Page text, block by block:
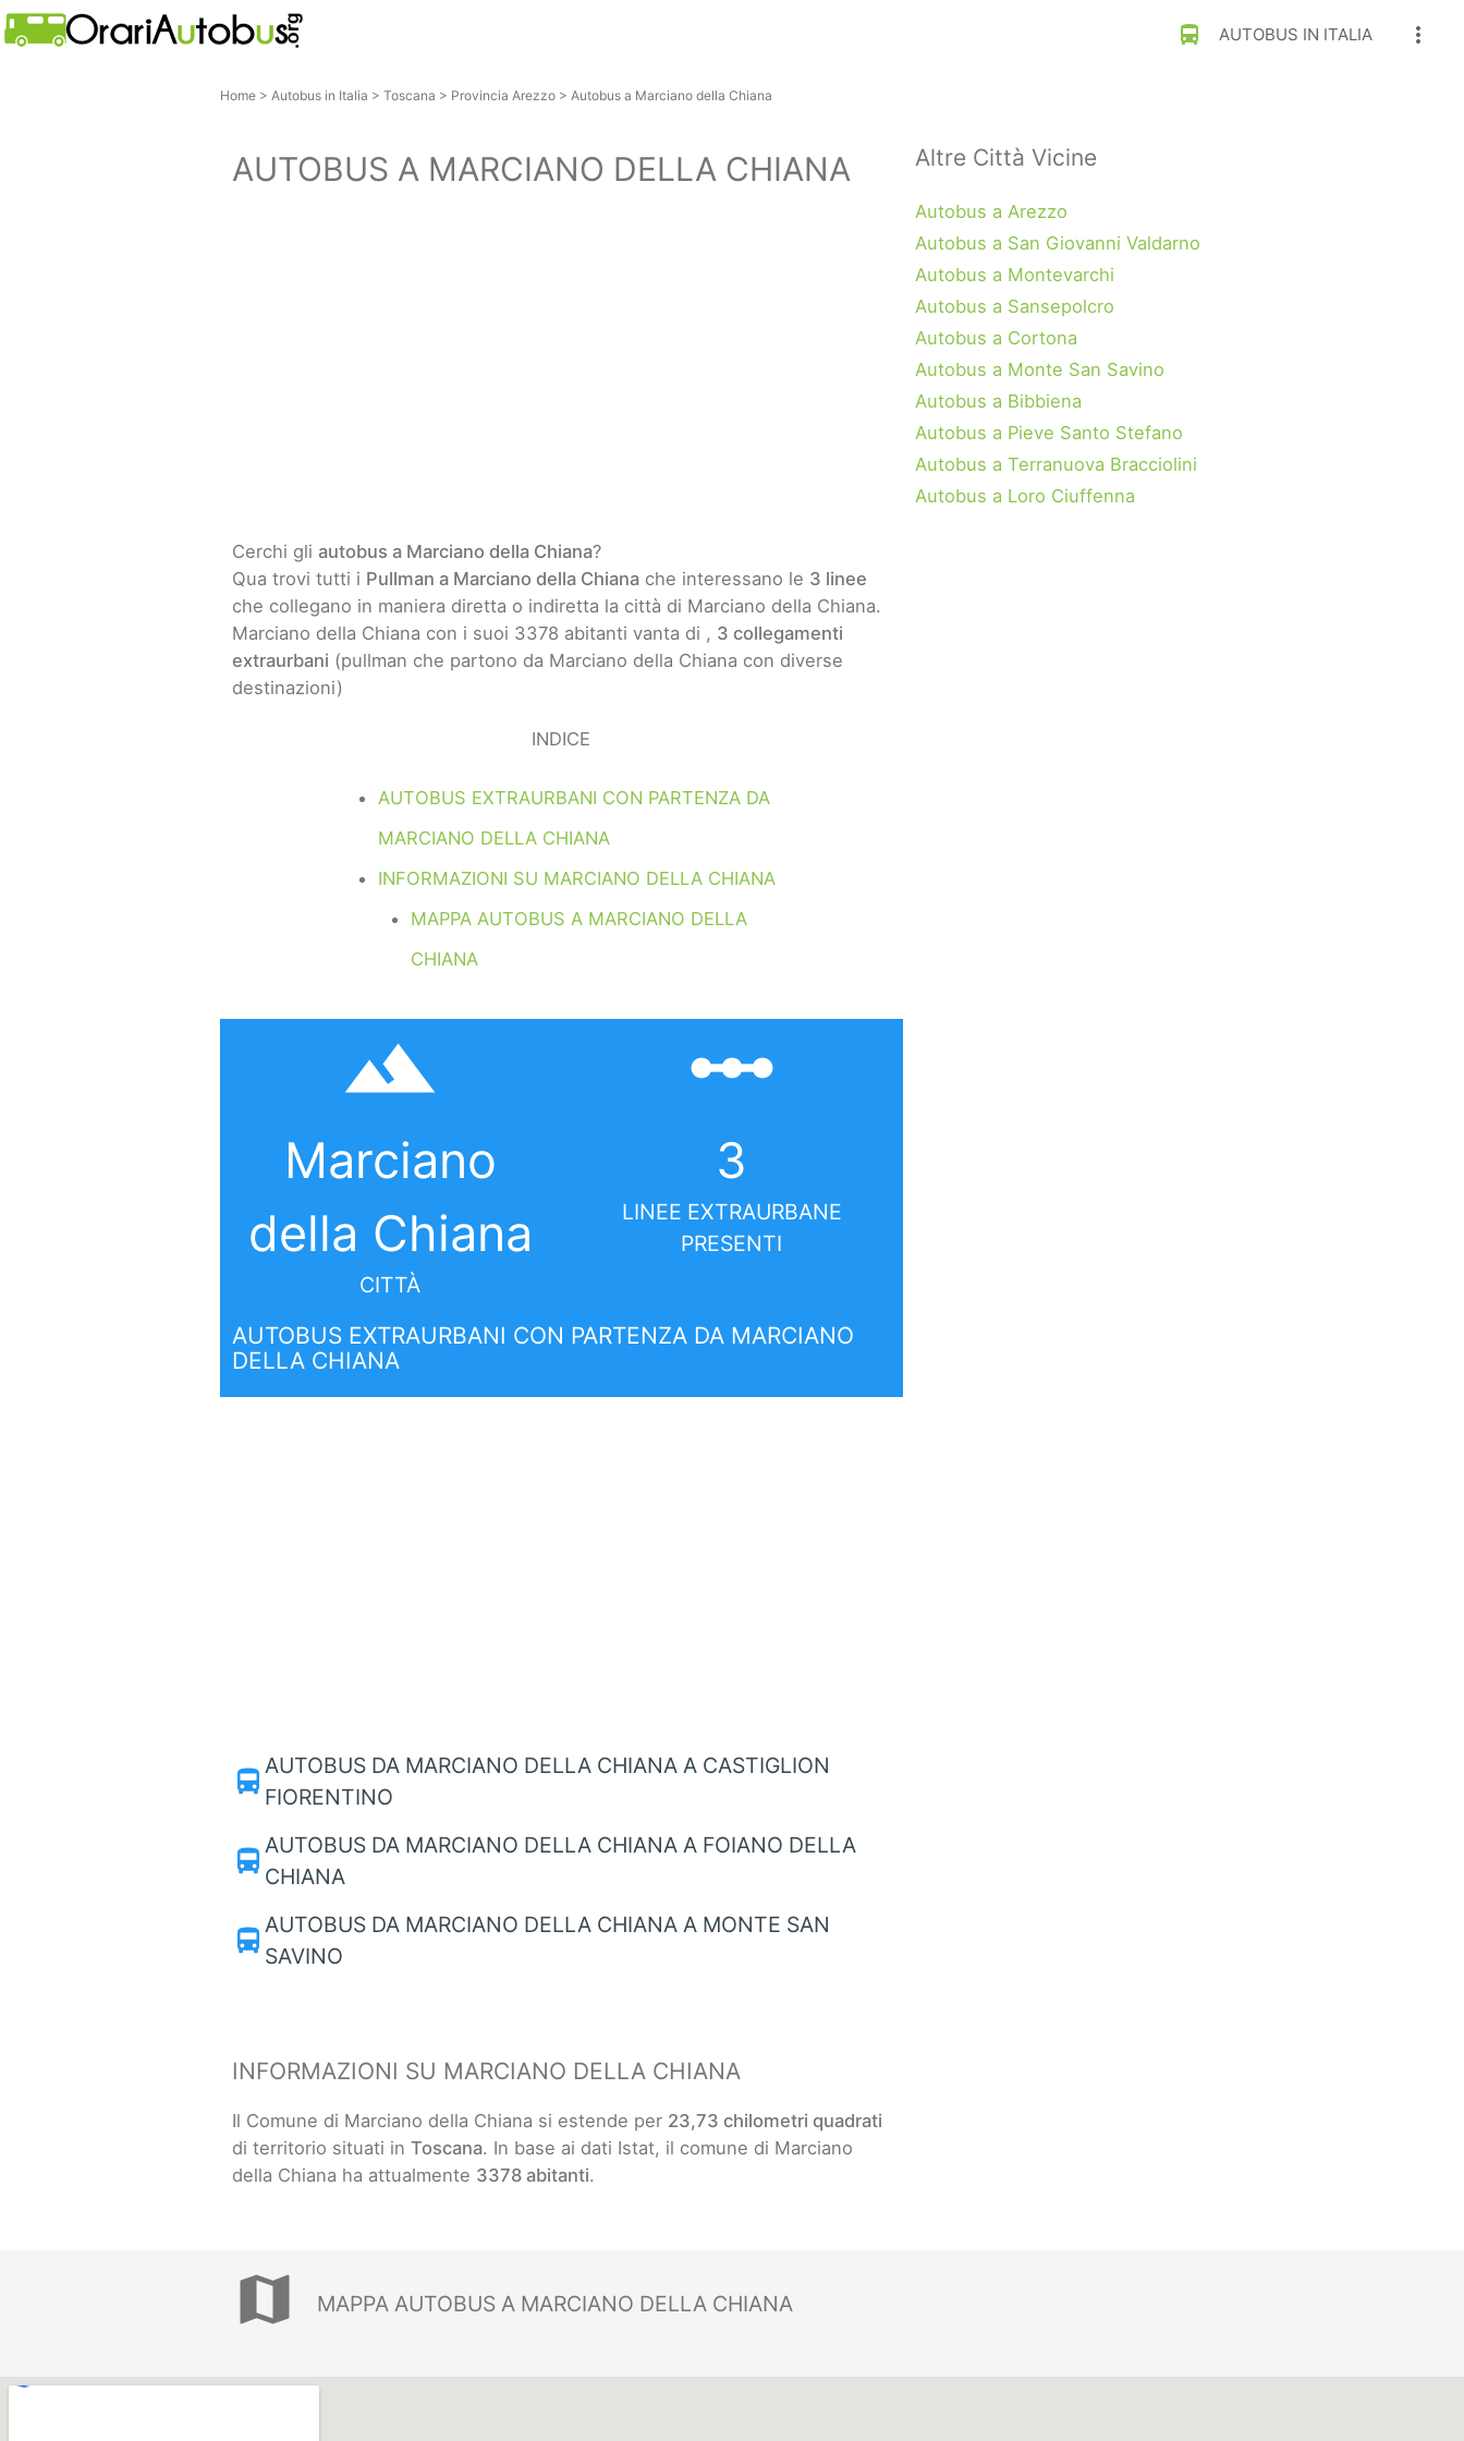
directions_bus AUTOBUS IN ITALIA more_vert
Home> Autobus in Italia > Toscana > Provincia Arezzo> Autobus a Marciano della Chiana
AUTOBUS A MARCIANO DELLA CHIANA
Cerchi gli autobus a Marciano della Chiana?
Qua trovi tutti i Pullman a Marciano della Chianache interessano le 3 linee
che collegano in maniera diretta o indiretta la città di Marciano della Chiana.
Marciano della Chiana con i suoi 3378 abitanti vanta di , 3 collegamenti
extraurbani (pullman che partono da Marciano della Chiana con diverse
destinazioni)
INDICE
AUTOBUS EXTRAURBANI CON PARTENZA DA
MARCIANO DELLA CHIANA
INFORMAZIONI SU MARCIANO DELLA CHIANA
MAPPA AUTOBUS A MARCIANO DELLA
CHIANA
filter_hdr
Marciano
della Chiana
CITTÀ
linear_scale
3
LINEE EXTRAURBANE
PRESENTI
AUTOBUS EXTRAURBANI CON PARTENZA DA MARCIANO
DELLA CHIANA
directions_bus AUTOBUS DA MARCIANO DELLA CHIANA A CASTIGLION
FIORENTINO
directions_bus AUTOBUS DA MARCIANO DELLA CHIANA A FOIANO DELLA
CHIANA
directions_bus AUTOBUS DA MARCIANO DELLA CHIANA A MONTE SAN
SAVINO
INFORMAZIONI SU MARCIANO DELLA CHIANA
Il Comune di Marciano della Chiana si estende per 23,73 chilometri quadrati
di territorio situati in Toscana. In base ai dati Istat, il comune di Marciano
della Chiana ha attualmente 3378 abitanti.
Altre Città Vicine
Autobus a Arezzo
Autobus a San Giovanni Valdarno
Autobus a Montevarchi
Autobus a Sansepolcro
Autobus a Cortona
Autobus a Monte San Savino
Autobus a Bibbiena
Autobus a Pieve Santo Stefano
Autobus a Terranuova Bracciolini
Autobus a Loro Ciuffenna
map MAPPA AUTOBUS A MARCIANO DELLA CHIANA